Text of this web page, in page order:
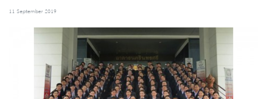
11 September 2019